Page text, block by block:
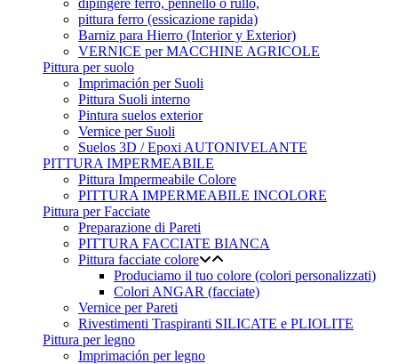
dipingere ferro, pennello o rullo,
pittura ferro (essicazione rapida)
Barniz para Hierro (Interior y Exterior)
VERNICE per MACCHINE AGRICOLE
Pittura per suolo
Imprimación per Suoli
Pittura Suoli interno
Pintura suelos exterior
Vernice per Suoli
Suelos 3D / Epoxi AUTONIVELANTE
PITTURA IMPERMEABILE
Pittura Impermeabile Colore
PITTURA IMPERMEABILE INCOLORE
Pittura per Facciate
Preparazione di Pareti
PITTURA FACCIATE BIANCA
Pittura facciate colore
Produciamo il tuo colore (colori personalizzati)
Colori ANGAR (facciate)
Vernice per Pareti
Rivestimenti Traspiranti SILICATE e PLIOLITE
Pittura per legno
Imprimación per legno